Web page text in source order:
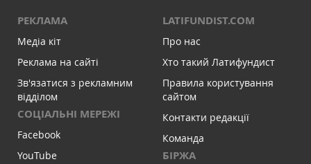
РЕКЛАМА
Медіа кіт
Реклама на сайті
Зв'язатися з рекламним
відділом
СОЦІАЛЬНІ МЕРЕЖІ
Facebook
YouTube
LATIFUNDIST.COM
Про нас
Хто такий Латифундист
Правила користування
сайтом
Контакти редакції
Команда
БІРЖА